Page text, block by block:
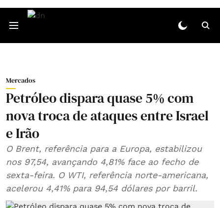
Mercados
Petróleo dispara quase 5% com
nova troca de ataques entre Israel
e Irão
O Brent, referência para a Europa, estabilizou
nos 97,54, avançando 4,81% face ao fecho de
sexta‑feira. O WTI, referência norte‑americana,
acelerou 4,41% para 94,54 dólares por barril.